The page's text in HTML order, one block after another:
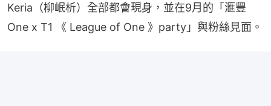
Keria（柳岷析）全部都會現身，並在9月的「滙豐
One x T1 《 League of One 》party」與粉絲見面。